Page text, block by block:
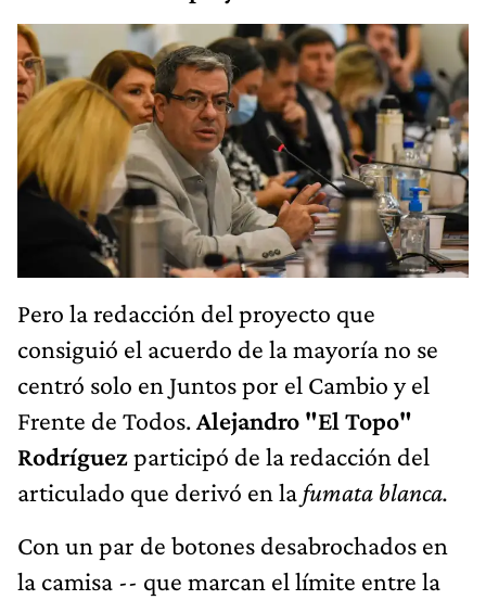
Pero la redacción del proyecto que
consiguió el acuerdo de la mayoría no se
centró solo en Juntos por el Cambio y el
Frente de Todos.Alejandro "El Topo"
Rodríguezparticipó de la redacción del
articulado que derivó en la fumata blanca.
Con un par de botones desabrochados en
la camisa -- que marcan el límite entre la